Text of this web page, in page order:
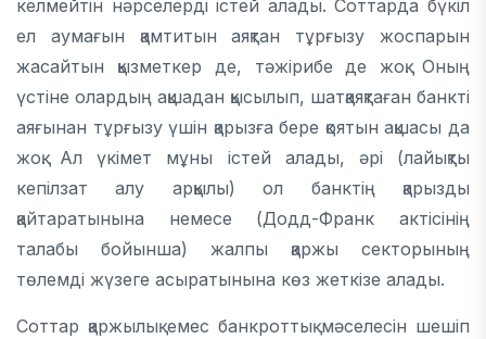
келмейтін нәрселерді істей алады. Соттарда бүкіл
ел аумағын қамтитын аяқтан тұрғызу жоспарын
жасайтын қызметкер де, тәжірибе де жоқ. Оның
үстіне олардың ақшадан қысылып, шатқаяқтаған банкті
аяғынан тұрғызу үшін қарызға бере қоятын ақшасы да
жоқ. Ал үкімет мұны істей алады, әрі (лайықты
кепілзат алу арқылы) ол банктің қарызды
қайтаратынына немесе (Додд-Франк актісінің
талабы бойынша) жалпы қаржы секторының
төлемді жүзеге асыратынына көз жеткізе алады.
Соттар қаржылық емес банкроттық мәселесін шешіп